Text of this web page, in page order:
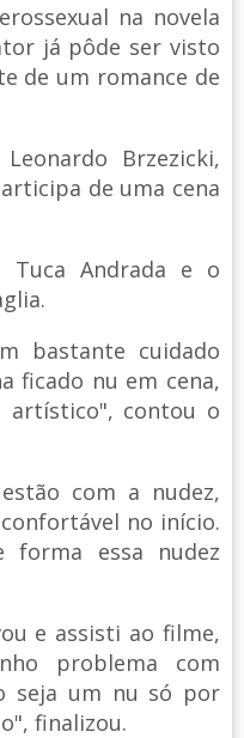
na novela
já pôde ser visto
de um romance de
Brzezicki,
de uma cena
Tuca Andrada e o
bastante cuidado
ficado nu em cena,
artístico", contou o
com a nudez,
no início.
forma essa nudez
e assisti ao filme,
problema com
seja um nu só por
finalizou.